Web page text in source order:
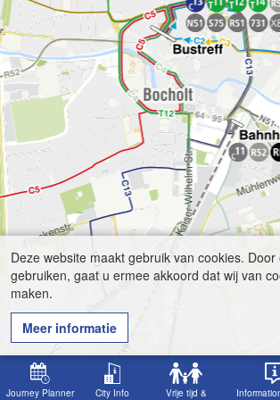
Journey Planner City Info
Vrije tijd &
Deze website maakt gebruik van cookies.
gebruiken, gaat u ermee akkoord dat wij van
maken.
Meer informatie